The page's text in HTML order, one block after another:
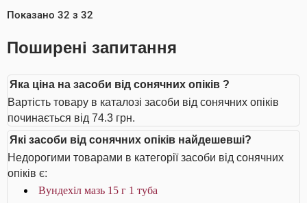
Показано 32 з 32
Поширені запитання
Яка ціна на засоби від сонячних опіків ?
Вартість товару в каталозі засоби від сонячних опіків
починається від 74.3 грн.
Які засоби від сонячних опіків найдешевші?
Недорогими товарами в категорії засоби від сонячних
опіків є:
Вундехіл мазь 15 г 1 туба